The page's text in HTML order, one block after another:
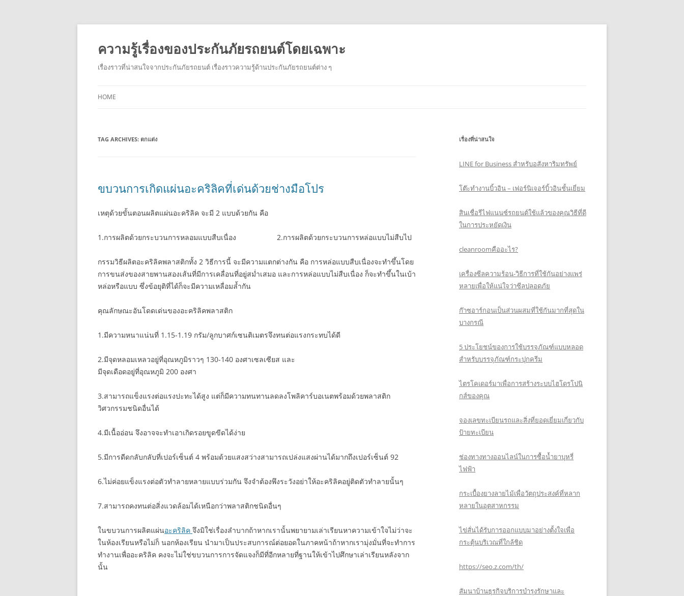
ความรู้เรื่องของประกันภัยรถยนต์โดยเฉพาะ
เรื่องราวที่น่าสนใจจากประกันภัยรถยนต์ เรื่องราวความรู้ด้านประกันภัยรถยนต์ต่าง ๆ
HOME
TAG ARCHIVES: ตกแต่ง
ขบวนการเกิดแผ่นอะคริลิคที่เด่นด้วยช่างมือโปร
เหตุด้วยขั้นตอนผลิตแผ่นอะคริลิค จะมี 2 แบบด้วยกัน คือ
1.การผลิตด้วยกระบวนการหลอมแบบสืบเนื่อง 2.การผลิตด้วยกระบวนการหล่อแบบไม่สืบไป
กรรมวิธีผลิตอะคริลิคพลาสติกทั้ง 2 วิธีการนี้ จะมีความแตกต่างกัน คือ การหล่อแบบสืบเนื่องจะทำขึ้นโดย
การขนส่งของสายพานสองเส้นที่มีการเคลื่อนที่อยู่สม่ำเสมอ และการหล่อแบบไม่สืบเนื่อง ก็จะทำขึ้นในเบ้า
หล่อหรือแบบ ซึ่งข้อยุติที่ได้ก็จะมีความเหลื่อมล้ำกัน
คุณลักษณะอันโดดเด่นของอะคริลิคพลาสติก
1.มีความหนาแน่นที่ 1.15-1.19 กรัม/ลูกบาศก์เซนติเมตรจึงทนต่อแรงกระทบได้ดี
2.มีจุดหลอมเหลวอยู่ที่อุณหภูมิราวๆ 130-140 องศาเซลเซียส และ
มีจุดเดือดอยู่ที่อุณหภูมิ 200 องศา
3.สามารถแข็งแรงต่อแรงปะทะได้สูง แต่ก็มีความทนทานลดลงโพลิคาร์บอเนตพร้อมด้วยพลาสติก
วิศวกรรมชนิดอื่นได้
4.มีเนื้ออ่อน จึงอาจจะทำเอาเกิดรอยขูดขีดได้ง่าย
5.มีการดีดกลับกลับที่เปอร์เซ็นต์ 4 พร้อมด้วยแสงสว่างสามารถเปล่งแสงผ่านได้มากถึงเปอร์เซ็นต์ 92
6.ไม่ค่อยแข็งแรงต่อตัวทำลายหลายแบบร่วมกัน จึงจำต้องพึงระวังอย่าให้อะคริลิคอยู่ติดตัวทำลายนั้นๆ
7.สามารถคงทนต่อสิ่งแวดล้อมได้เหนือกว่าพลาสติกชนิดอื่นๆ
ในขบวนการผลิตแผ่นอะคริลิค จึงมิใช่เรื่องลำบากถ้าหากเรานั้นพยายามเล่าเรียนหาความเข้าใจไม่ว่าจะ
ในห้องเรียนหรือไม่ก็ นอกห้องเรียน นำมาเป็นประสบการณ์ต่อยอดในภาคหน้าถ้าหากเรามุ่งมั่นที่จะทำการ
ทำงานเพื่ออะคริลิค คงจะไม่ใช่ขบวนการการจัดแจงก็มีที่อีกหลายที่ฐานให้เข้าไปศึกษาเล่าเรียนหลังจาก
นั้น
เรื่องที่น่าสนใจ
LINE for Business สำหรับอสังหาริมทรัพย์
โต๊ะทำงานบิ้วอิน – เฟอร์นิเจอร์บิ้วอินชั้นเยี่ยม
สินเชื่อรีไฟแนนซ์รถยนต์ใช้แล้วของคุณวิธีที่ดี
ในการประหยัดเงิน
cleanroomคืออะไร?
เครื่องซีลความร้อน-วิธีการที่ใช้กันอย่างแพร่
หลายเพื่อให้แน่ใจว่าซีลปลอดภัย
ก๊าซอาร์กอนเป็นส่วนผสมที่ใช้กันมากที่สุดใน
บางกรณี
5 ประโยชน์ของการใช้บรรจุภัณฑ์แบบหลอด
สำหรับบรรจุภัณฑ์กระปุกครีม
ไตรโคเดอร์มาเพื่อการสร้างระบบไฮโดรโปนิ
กส์ของคุณ
จองเลขทะเบียนรถและสิ่งที่ยอดเยี่ยมเกี่ยวกับ
ป้ายทะเบียน
ช่องทางทางออนไลน์ในการซื้อน้ำยาบุหรี่
ไฟฟ้า
กระเบื้องยางลายไม้เพื่อวัตถุประสงค์ที่หลาก
หลายในอุตสาหกรรม
ไข่สั่นได้รับการออกแบบมาอย่างตั้งใจเพื่อ
กระตุ้นบริเวณที่ใกล้ชิด
https://seo.z.com/th/
สัมนาบ้านธุรกิจบริการบำรุงรักษาและ